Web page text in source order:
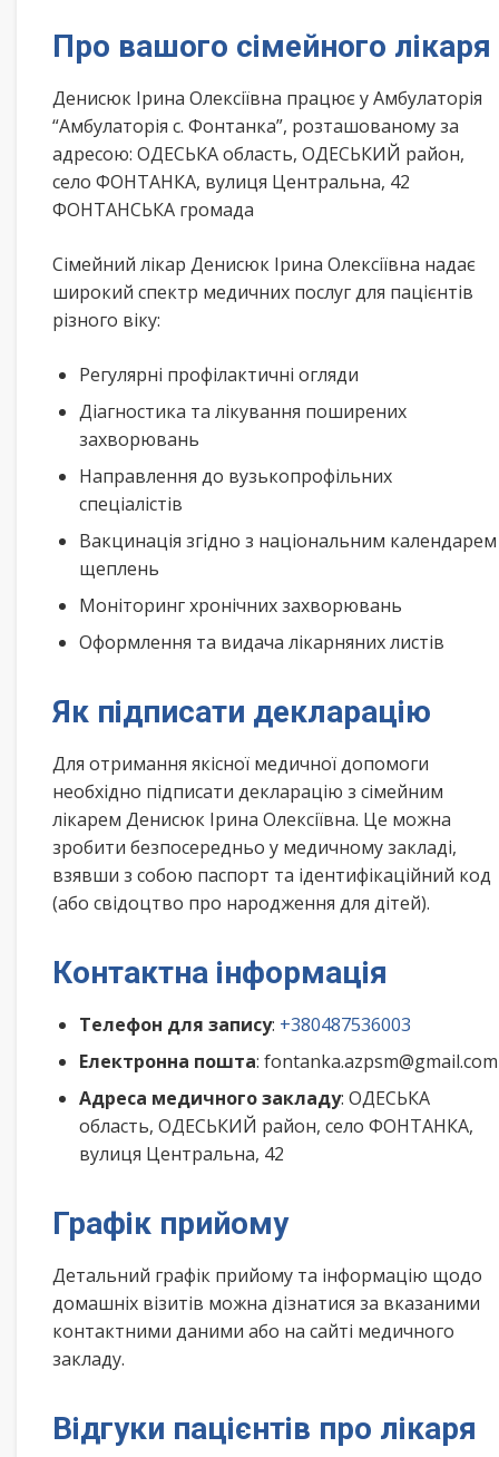
Про вашого сімейного лікаря
Денисюк Ірина Олексіївна працює у Амбулаторія
“Амбулаторія с. Фонтанка”, розташованому за
адресою: ОДЕСЬКА область, ОДЕСЬКИЙ район,
село ФОНТАНКА, вулиця Центральна, 42
ФОНТАНСЬКА громада
Сімейний лікар Денисюк Ірина Олексіївна надає
широкий спектр медичних послуг для пацієнтів
різного віку:
Регулярні профілактичні огляди
Діагностика та лікування поширених
захворювань
Направлення до вузькопрофільних
спеціалістів
Вакцинація згідно з національним календарем
щеплень
Моніторинг хронічних захворювань
Оформлення та видача лікарняних листів
Як підписати декларацію
Для отримання якісної медичної допомоги
необхідно підписати декларацію з сімейним
лікарем Денисюк Ірина Олексіївна. Це можна
зробити безпосередньо у медичному закладі,
взявши з собою паспорт та ідентифікаційний код
(або свідоцтво про народження для дітей).
Контактна інформація
Телефон для запису: +380487536003
Електронна пошта: fontanka.azpsm@gmail.com
Адреса медичного закладу: ОДЕСЬКА
область, ОДЕСЬКИЙ район, село ФОНТАНКА,
вулиця Центральна, 42
Графік прийому
Детальний графік прийому та інформацію щодо
домашніх візитів можна дізнатися за вказаними
контактними даними або на сайті медичного
закладу.
Відгуки пацієнтів про лікаря